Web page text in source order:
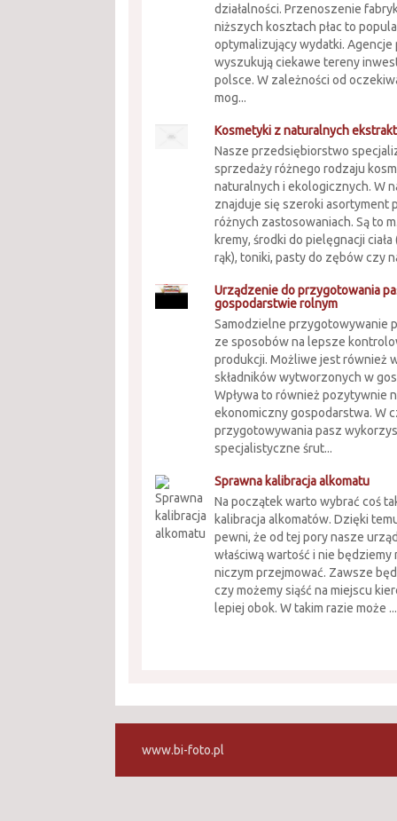
działalności. Przenoszenie
niższych kosztach płac to
optymalizujący wydatki. Agencje
wyszukują ciekawe tereny
polsce. W zależności od
mog...
Kosmetyki z naturalnych
Nasze przedsiębiorstwo
sprzedaży różnego rodzaju
naturalnych i ekologicznych. W
znajduje się szeroki asortyment
różnych zastosowaniach. Są to
kremy, środki do pielęgnacji
rąk), toniki, pasty do zębów czy
Urządzenie do przygotowania
gospodarstwie rolnym
Samodzielne przygotowywanie
ze sposobów na lepsze
produkcji. Możliwe jest również
składników wytworzonych w
Wpływa to również pozytywnie
ekonomiczny gospodarstwa. W
przygotowywania pasz
specjalistyczne śrut...
Sprawna kalibracja alkomatu
Na początek warto wybrać coś
kalibracja alkomatów. Dzięki
pewni, że od tej pory nasze
właściwą wartość i nie będziemy
niczym przejmować. Zawsze
czy możemy siąść na miejscu
lepiej obok. W takim razie może ...
www.bi-foto.pl